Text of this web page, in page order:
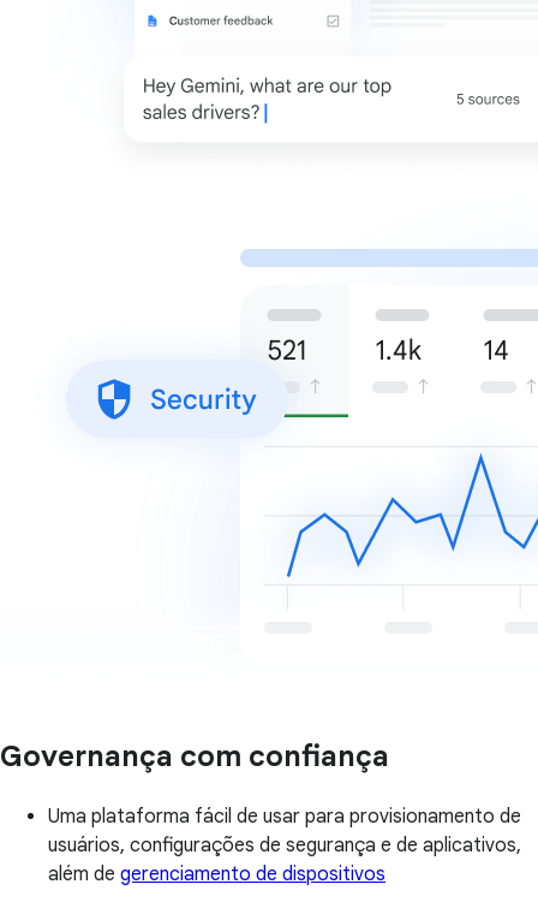
Governança com confiança
Uma plataforma fácil de usar para provisionamento de
usuários, configurações de segurança e de aplicativos,
além de gerenciamento de dispositivos